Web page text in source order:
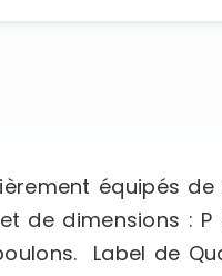
équipés
dimensions : P
Label de